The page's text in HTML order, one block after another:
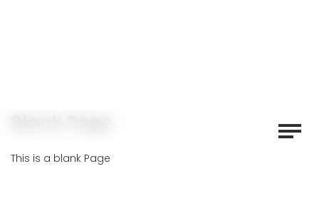
This is a blank Page